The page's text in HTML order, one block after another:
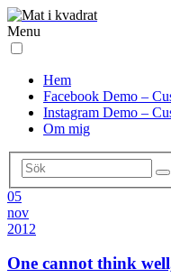
Menu
Hem
Facebook Demo –
Instagram Demo –
Om mig
05
nov
2012
One cannot think